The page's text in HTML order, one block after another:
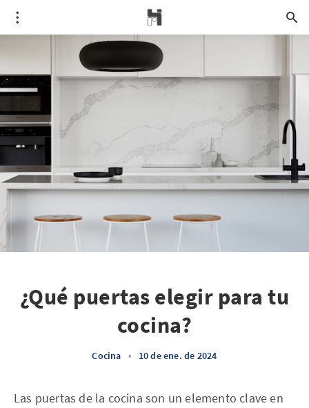
¿Qué puertas elegir para tu
cocina?
Cocina • 10 de ene. de 2024
Las puertas de la cocina son un elemento clave en